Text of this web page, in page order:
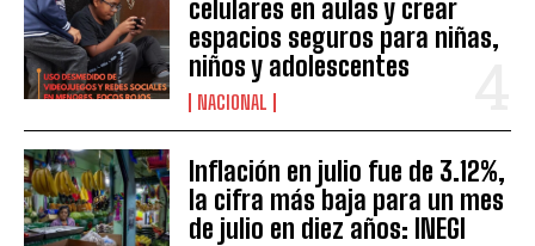
celulares en aulas y crear
espacios seguros para niñas,
niños y adolescentes
NACIONAL
Inflación en julio fue de 3.12%,
la cifra más baja para un mes
de julio en diez años: INEGI